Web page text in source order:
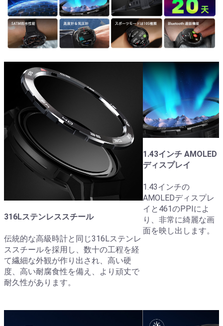
316Lステンレススチール
伝統的な高級時計と同じ316Lステンレ
ススチールを採用し、数十の工程を経
て繊細な外観が作り出され、高い硬
度、高い耐腐食性を備え、より頑丈で
耐久性があります。
1.43インチ AMOLED
ディスプレイ
1.43インチの
AMOLEDディスプレ
イと461のPPIによ
り、非常に綺麗な画
面を映し出します。